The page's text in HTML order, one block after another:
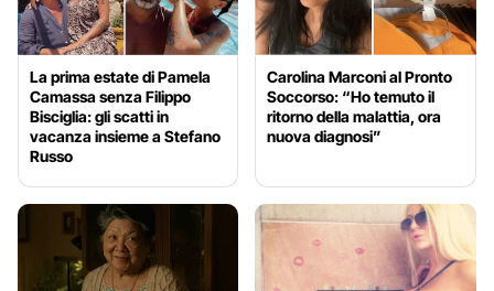
La prima estate di Pamela
Camassa senza Filippo
Bisciglia: gli scatti in
vacanza insieme a Stefano
Russo
Carolina Marconi al Pronto
Soccorso: “Ho temuto il
ritorno della malattia, ora
nuova diagnosi”